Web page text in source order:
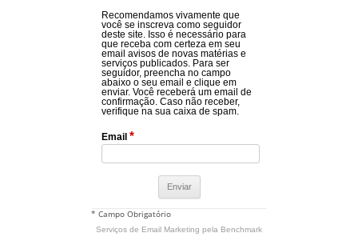
Recomendamos vivamente que
você se inscreva como seguidor
deste site. Isso é necessário para
que receba com certeza em seu
email avisos de novas matérias e
serviços publicados. Para ser
seguidor, preencha no campo
abaixo o seu email e clique em
enviar. Você receberá um email de
confirmação. Caso não receber,
verifique na sua caixa de spam.
Email *
* Campo Obrigatório
Serviços de Email Marketing pela Benchmark